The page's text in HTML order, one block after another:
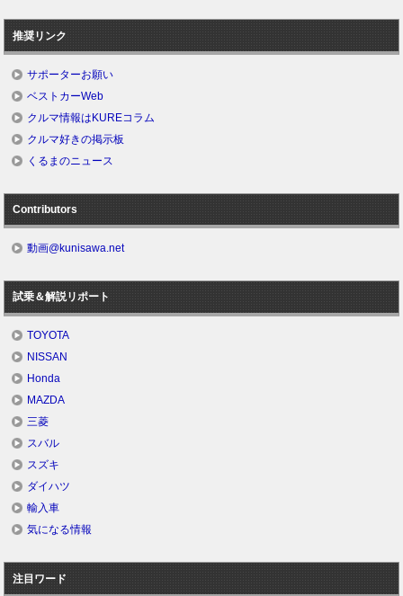
推奨リンク
サポーターお願い
ベストカーWeb
クルマ情報はKUREコラム
クルマ好きの掲示板
くるまのニュース
Contributors
動画@kunisawa.net
試乗＆解説リポート
TOYOTA
NISSAN
Honda
MAZDA
三菱
スバル
スズキ
ダイハツ
輸入車
気になる情報
注目ワード